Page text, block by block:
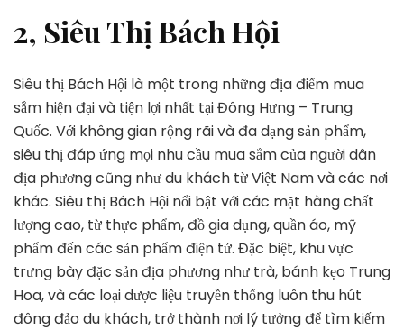
2, Siêu Thị Bách Hội
Siêu thị Bách Hội là một trong những địa điểm mua
sắm hiện đại và tiện lợi nhất tại Đông Hưng – Trung
Quốc. Với không gian rộng rãi và đa dạng sản phẩm,
siêu thị đáp ứng mọi nhu cầu mua sắm của người dân
địa phương cũng như du khách từ Việt Nam và các nơi
khác. Siêu thị Bách Hội nổi bật với các mặt hàng chất
lượng cao, từ thực phẩm, đồ gia dụng, quần áo, mỹ
phẩm đến các sản phẩm điện tử. Đặc biệt, khu vực
trưng bày đặc sản địa phương như trà, bánh kẹo Trung
Hoa, và các loại dược liệu truyền thống luôn thu hút
đông đảo du khách, trở thành nơi lý tưởng để tìm kiếm